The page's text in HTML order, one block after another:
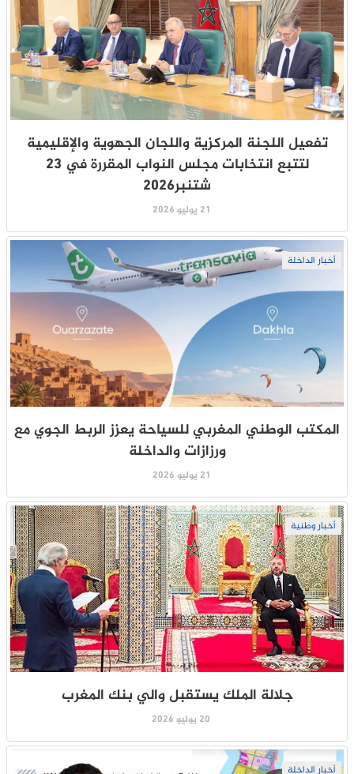
تفعيل اللجنة المركزية واللجان الجهوية والإقليمية
لتتبع انتخابات مجلس النواب المقررة في 23
شتنبر2026
21 يوليو 2026
أخبار الداخلة
المكتب الوطني المغربي للسياحة يعزز الربط الجوي مع
ورزازات والداخلة
21 يوليو 2026
أخبار وطنية
جلالة الملك يستقبل والي بنك المغرب
20 يوليو 2026
أخبار الداخلة